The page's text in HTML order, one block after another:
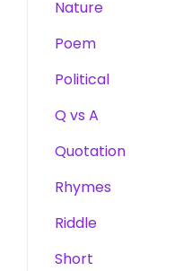
Nature
Poem
Political
Q vs A
Quotation
Rhymes
Riddle
Short